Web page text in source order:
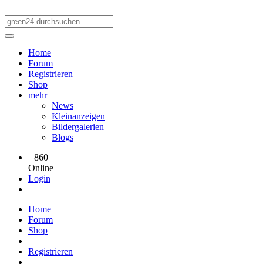
Home
Forum
Registrieren
Shop
mehr
News
Kleinanzeigen
Bildergalerien
Blogs
860
Online
Login
Home
Forum
Shop
Registrieren